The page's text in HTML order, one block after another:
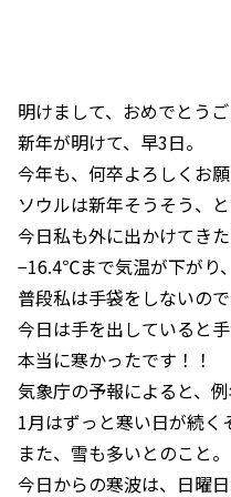
明けまして、おめでとうご
新年が明けて、早3日。
今年も、何卒よろしくお願
ソウルは新年そうそう、
今日私も外に出かけてきた
−16.4℃まで気温が下がり
普段私は手袋をしないので
今日は手を出していると
本当に寒かったです！！
気象庁の予報によると、
1月はずっと寒い日が続く
また、雪も多いとのこと。
今日からの寒波は、日曜日